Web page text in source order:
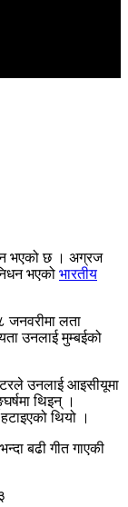
भएको छ । अग्रज
भएको भारतीय
जनवरीमा लता
उनलाई मुम्बईको
उनलाई आइसीयूमा
थिइन् ।
थियो ।
बढी गीत गाएकी